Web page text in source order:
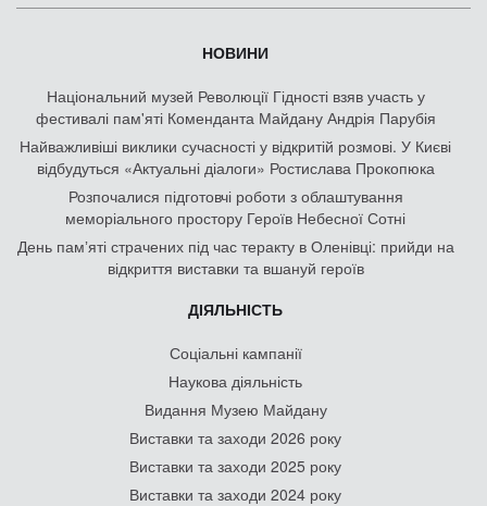
НОВИНИ
Національний музей Революції Гідності взяв участь у
фестивалі пам'яті Коменданта Майдану Андрія Парубія
Найважливіші виклики сучасності у відкритій розмові. У Києві
відбудуться «Актуальні діалоги» Ростислава Прокопюка
Розпочалися підготовчі роботи з облаштування
меморіального простору Героїв Небесної Сотні
День памʼяті страчених під час теракту в Оленівці: прийди на
відкриття виставки та вшануй героїв
ДІЯЛЬНІСТЬ
Соціальні кампанії
Наукова діяльність
Видання Музею Майдану
Виставки та заходи 2026 року
Виставки та заходи 2025 року
Виставки та заходи 2024 року